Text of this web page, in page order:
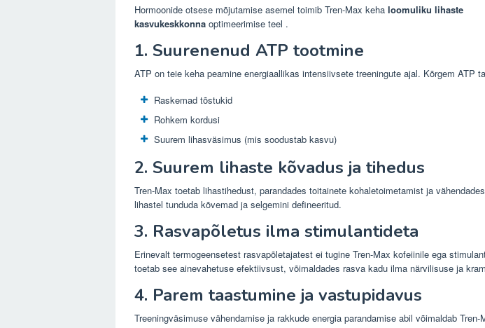
Hormoonide otsese mõjutamise asemel toimib Tren-Max keha loomuliku lihaste
kasvukeskkonna optimeerimise teel .
1. Suurenenud ATP tootmine
ATP on teie keha peamine energiaallikas intensiivsete treeningute ajal. Kõrgem ATP
Raskemad tõstukid
Rohkem kordusi
Suurem lihasväsimus (mis soodustab kasvu)
2. Suurem lihaste kõvadus ja tihedus
Tren-Max toetab lihastihedust, parandades toitainete kohaletoimetamist ja
lihastel tunduda kõvemad ja selgemini defineeritud.
3. Rasvapõletus ilma stimulantideta
Erinevalt termogeensetest rasvapõletajatest ei tugine Tren-Max kofeiinile ega
toetab see ainevahetuse efektiivsust, võimaldades rasva kadu ilma närvilisuse ja
4. Parem taastumine ja vastupidavus
Treeningväsimuse vähendamise ja rakkude energia parandamise abil võimaldab